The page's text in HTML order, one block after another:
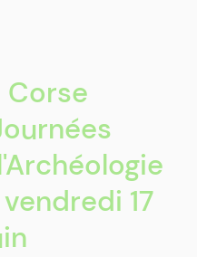
Corse
17